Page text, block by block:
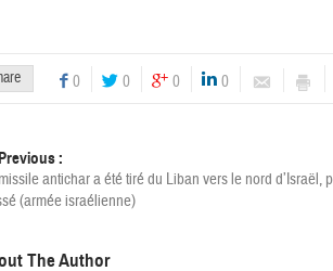
0 0 0 0
Previous :
antichar a été tiré du Liban vers le nord d’Israël,
(armée israélienne)
The Author